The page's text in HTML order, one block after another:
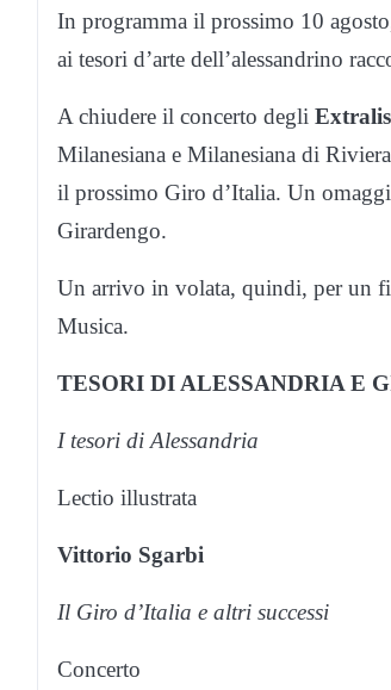
In programma il prossimo 10
ai tesori d’arte dell’alessandrino
A chiudere il concerto degli
Milanesiana e Milanesiana di
il prossimo Giro d’Italia. Un
Girardengo.
Un arrivo in volata, quindi, per un
Musica.
TESORI DI ALESSANDRIA E
I tesori di Alessandria
Lectio illustrata
Vittorio Sgarbi
Il Giro d’Italia e altri successi
Concerto